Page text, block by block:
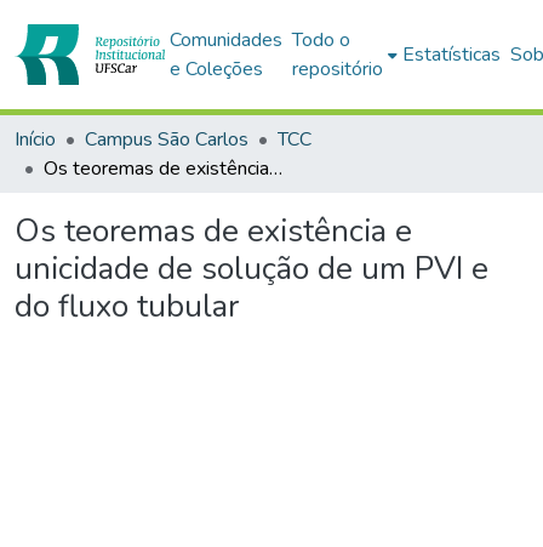
Comunidades
e Coleções
Todo o
repositório
Estatísticas
Início Campus São Carlos
TCC
Os teoremas de existência e unicidade de solução de um PVI e do fluxo tubular
Os teoremas de existência e
unicidade de solução de um PVI e
do fluxo tubular